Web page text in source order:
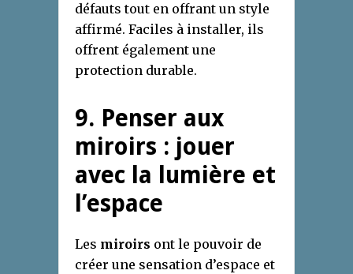
défauts tout en offrant un style
affirmé. Faciles à installer, ils
offrent également une
protection durable.
9. Penser aux
miroirs : jouer
avec la lumière et
l’espace
Les miroirs ont le pouvoir de
créer une sensation d’espace et